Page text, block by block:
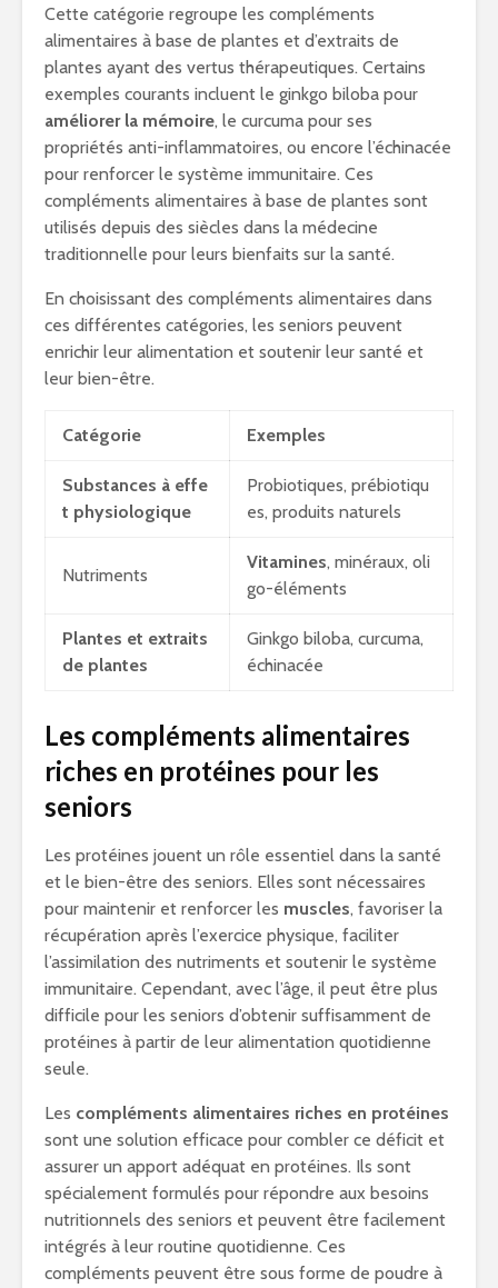
Cette catégorie regroupe les compléments
alimentaires à base de plantes et d’extraits de
plantes ayant des vertus thérapeutiques. Certains
exemples courants incluent le ginkgo biloba pour
améliorer la mémoire, le curcuma pour ses
propriétés anti-inflammatoires, ou encore l’échinacée
pour renforcer le système immunitaire. Ces
compléments alimentaires à base de plantes sont
utilisés depuis des siècles dans la médecine
traditionnelle pour leurs bienfaits sur la santé.
En choisissant des compléments alimentaires dans
ces différentes catégories, les seniors peuvent
enrichir leur alimentation et soutenir leur santé et
leur bien-être.
Catégorie Exemples
Substances à effe
t physiologique
Probiotiques, prébiotiqu
es, produits naturels
Nutriments
Vitamines, minéraux, oli
go-éléments
Plantes et extraits
de plantes
Ginkgo biloba, curcuma,
échinacée
Les compléments alimentaires
riches en protéines pour les
seniors
Les protéines jouent un rôle essentiel dans la santé
et le bien-être des seniors. Elles sont nécessaires
pour maintenir et renforcer les muscles, favoriser la
récupération après l’exercice physique, faciliter
l’assimilation des nutriments et soutenir le système
immunitaire. Cependant, avec l’âge, il peut être plus
difficile pour les seniors d’obtenir suffisamment de
protéines à partir de leur alimentation quotidienne
seule.
Les compléments alimentaires riches en protéines
sont une solution efficace pour combler ce déficit et
assurer un apport adéquat en protéines. Ils sont
spécialement formulés pour répondre aux besoins
nutritionnels des seniors et peuvent être facilement
intégrés à leur routine quotidienne. Ces
compléments peuvent être sous forme de poudre à